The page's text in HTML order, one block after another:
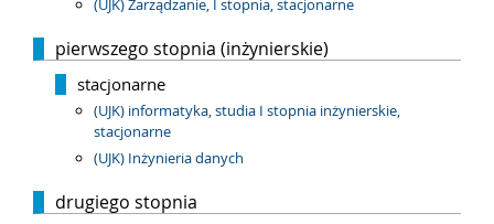
(UJK) Zarządzanie, I stopnia, stacjonarne
pierwszego stopnia (inżynierskie)
stacjonarne
(UJK) informatyka, studia I stopnia inżynierskie,
stacjonarne
(UJK) Inżynieria danych
drugiego stopnia